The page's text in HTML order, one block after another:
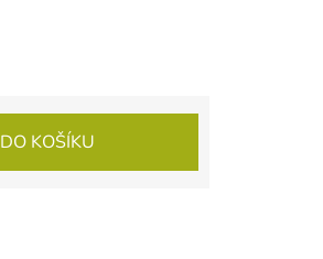
DO KOŠÍKU